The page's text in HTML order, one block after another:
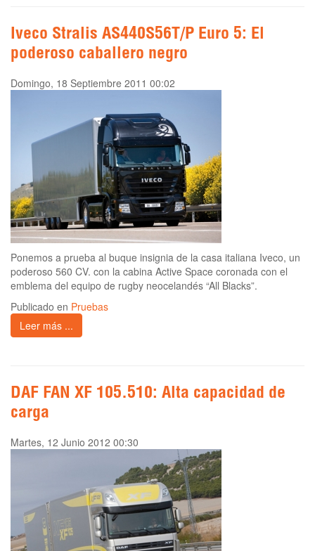
Iveco Stralis AS440S56T/P Euro 5: El
poderoso caballero negro
Domingo, 18 Septiembre 2011 00:02
Ponemos a prueba al buque insignia de la casa italiana Iveco, un
poderoso 560 CV. con la cabina Active Space coronada con el
emblema del equipo de rugby neocelandés “All Blacks”.
Publicado en Pruebas
Leer más ...
DAF FAN XF 105.510: Alta capacidad de
carga
Martes, 12 Junio 2012 00:30